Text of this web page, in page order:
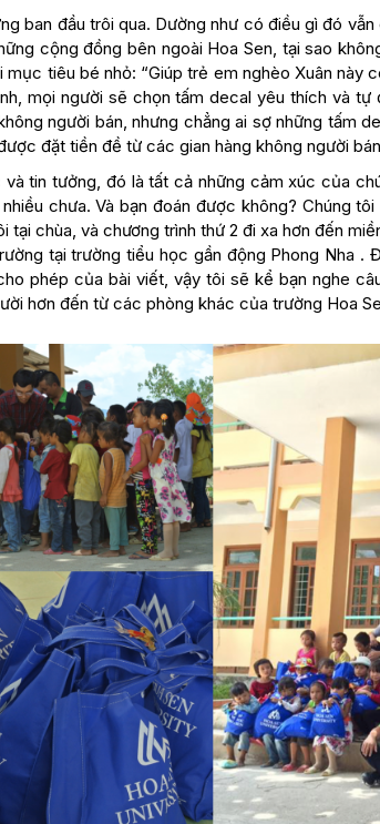
ban đầu trôi qua. Dường như có điều gì đó
cộng đồng bên ngoài Hoa Sen, tại sao
mục tiêu bé nhỏ: “Giúp trẻ em nghèo Xuân
mọi người sẽ chọn tấm decal yêu thích và
người bán, nhưng chẳng ai sợ những tấm
đặt tiền đề từ các gian hàng không người
và tin tưởng, đó là tất cả những cảm xúc của
chưa. Và bạn đoán được không? Chúng
tại chùa, và chương trình thứ 2 đi xa hơn đến
tại trường tiểu học gần động Phong Nha .
phép của bài viết, vậy tôi sẽ kể bạn nghe
hơn đến từ các phòng khác của trường Hoa